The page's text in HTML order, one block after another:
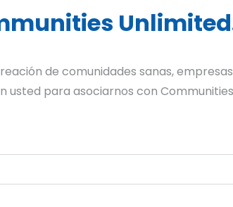
de comunidades sanas,
usted para asociarnos con